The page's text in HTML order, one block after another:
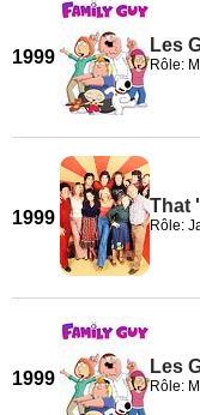
1999
Les
Rôle:
1999
That
Rôle:
1999
Les
Rôle: